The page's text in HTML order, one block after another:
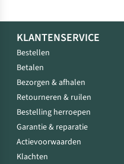
KLANTENSERVICE
Bestellen
Betalen
Bezorgen & afhalen
Retourneren & ruilen
Bestelling herroepen
Garantie & reparatie
Actievoorwaarden
Klachten